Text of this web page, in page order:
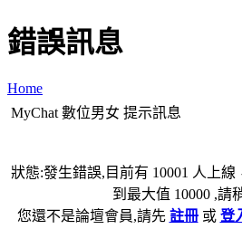
錯誤訊息
Home
MyChat 數位男女 提示訊息
狀態:發生錯誤,目前有 10001 人上
到最大值 10000 ,請
您還不是論壇會員,請先 註冊或 登